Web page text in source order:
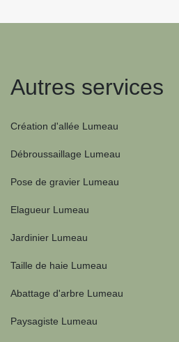
Autres services
Création d'allée Lumeau
Débroussaillage Lumeau
Pose de gravier Lumeau
Elagueur Lumeau
Jardinier Lumeau
Taille de haie Lumeau
Abattage d'arbre Lumeau
Paysagiste Lumeau